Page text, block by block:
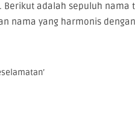
adalah sepuluh nama
nama yang harmonis